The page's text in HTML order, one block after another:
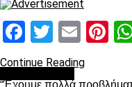
Facebook
Twitter
Continue Reading
“Έχουμε πολλά